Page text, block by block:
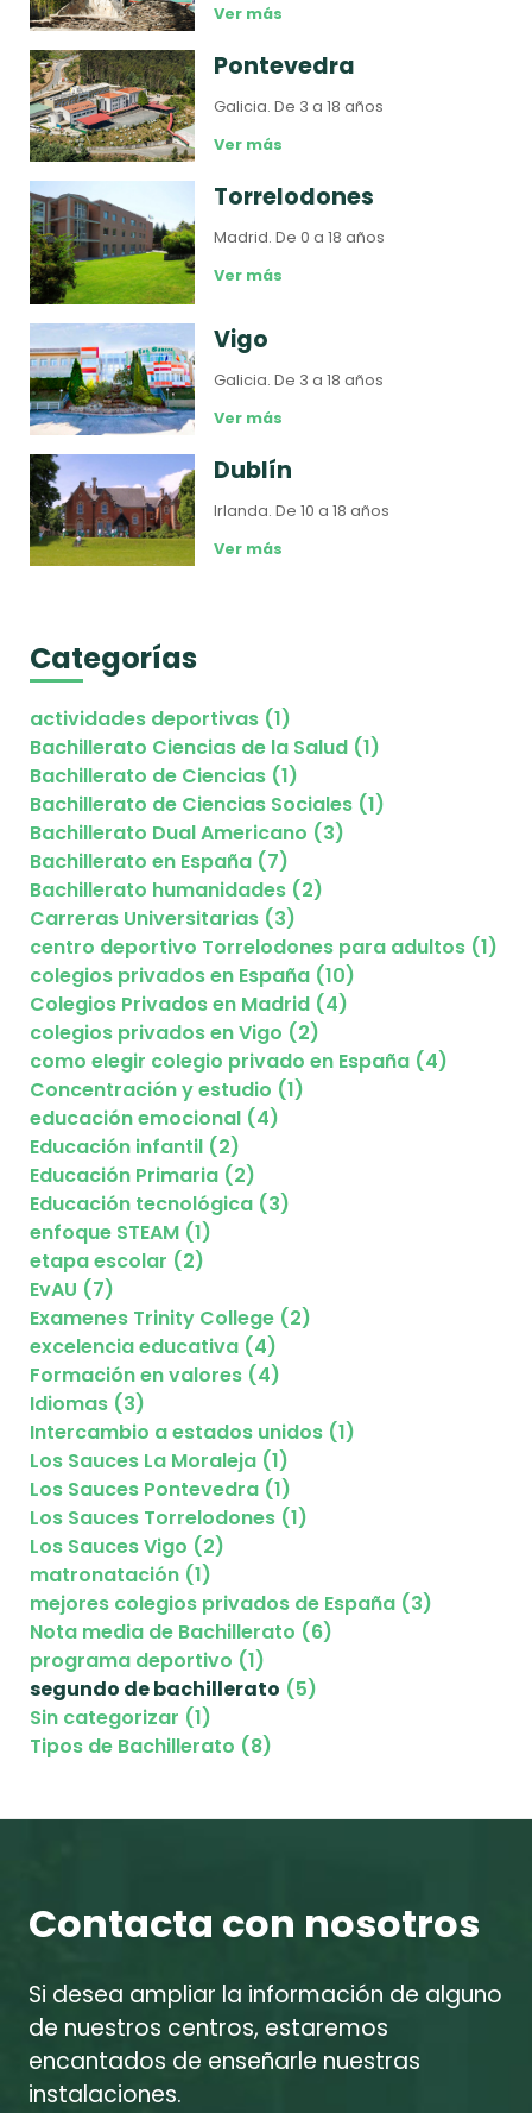
Ver más
Pontevedra
Galicia.De 3 a 18 años
Ver más
Torrelodones
Madrid.De 0 a 18 años
Ver más
Vigo
Galicia.De 3 a 18 años
Ver más
Dublín
Irlanda.De 10 a 18 años
Ver más
Categorías
actividades deportivas (1)
Bachillerato Ciencias de la Salud (1)
Bachillerato de Ciencias (1)
Bachillerato de Ciencias Sociales (1)
Bachillerato Dual Americano (3)
Bachillerato en España (7)
Bachillerato humanidades (2)
Carreras Universitarias (3)
centro deportivo Torrelodones para adultos (1)
colegios privados en España (10)
Colegios Privados en Madrid (4)
colegios privados en Vigo (2)
como elegir colegio privado en España (4)
Concentración y estudio (1)
educación emocional (4)
Educación infantil (2)
Educación Primaria (2)
Educación tecnológica (3)
enfoque STEAM (1)
etapa escolar (2)
EvAU (7)
Examenes Trinity College (2)
excelencia educativa (4)
Formación en valores (4)
Idiomas (3)
Intercambio a estados unidos (1)
Los Sauces La Moraleja (1)
Los Sauces Pontevedra (1)
Los Sauces Torrelodones (1)
Los Sauces Vigo (2)
matronatación (1)
mejores colegios privados de España (3)
Nota media de Bachillerato (6)
programa deportivo (1)
segundo de bachillerato (5)
Sin categorizar (1)
Tipos de Bachillerato (8)
Contacta con nosotros
Si desea ampliar la información de alguno
de nuestros centros, estaremos
encantados de enseñarle nuestras
instalaciones.